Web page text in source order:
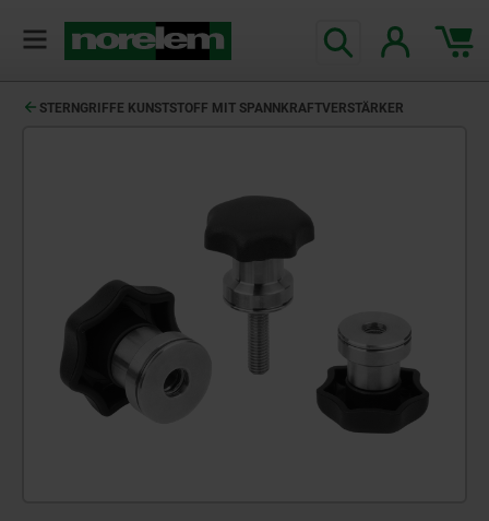
STERNGRIFFE KUNSTSTOFF MIT SPANNKRAFTVERSTÄRKER